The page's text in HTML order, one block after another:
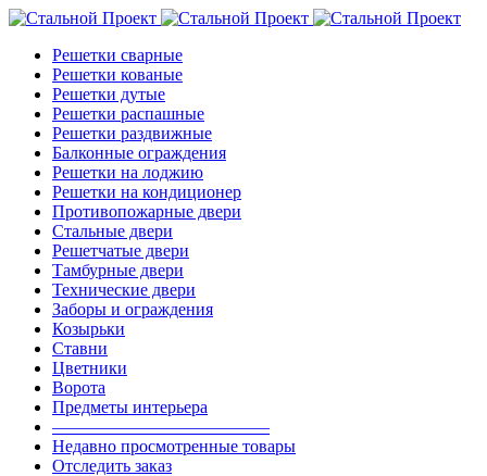
Решетки сварные
Решетки кованые
Решетки дутые
Решетки распашные
Решетки раздвижные
Балконные ограждения
Решетки на лоджию
Решетки на кондиционер
Противопожарные двери
Стальные двери
Решетчатые двери
Тамбурные двери
Технические двери
Заборы и ограждения
Козырьки
Ставни
Цветники
Ворота
Предметы интерьера
————————————–
Недавно просмотренные товары
Отследить заказ